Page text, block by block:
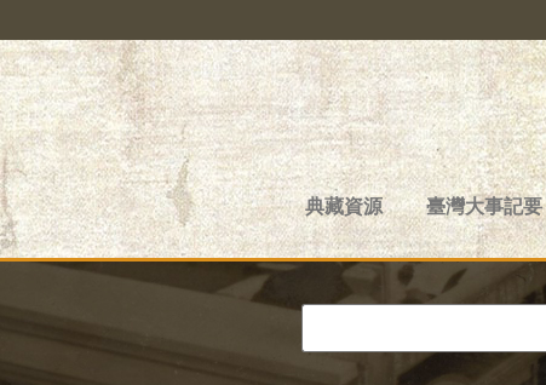
典藏資源 臺灣大事記要